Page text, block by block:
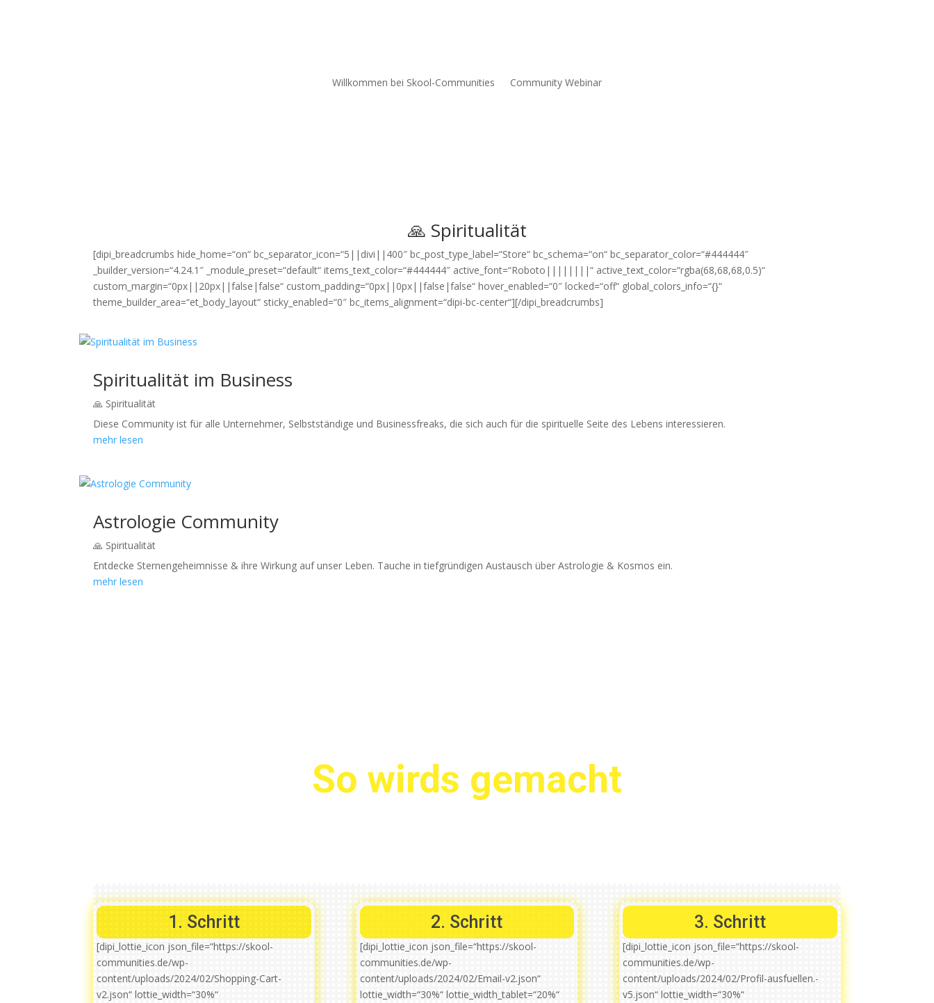
Willkommen bei Skool-Communities Community Webinar
🙏 Spiritualität
[dipi_breadcrumbs hide_home=“on“ bc_separator_icon=“5||divi||400″ bc_post_type_label=“Store“ bc_schema=“on“ bc_separator_color=“#444444″
_builder_version=“4.24.1″ _module_preset=“default“ items_text_color=“#444444″ active_font=“Roboto||||||||“ active_text_color=“rgba(68,68,68,0.5)“
custom_margin=“0px||20px||false|false“ custom_padding=“0px||0px||false|false“ hover_enabled=“0″ locked=“off“ global_colors_info=“{}“
theme_builder_area=“et_body_layout“ sticky_enabled=“0″ bc_items_alignment=“dipi-bc-center“][/dipi_breadcrumbs]
Spiritualität im Business
🙏 Spiritualität
Diese Community ist für alle Unternehmer, Selbstständige und Businessfreaks, die sich auch für die spirituelle Seite des Lebens interessieren.
mehr lesen
Astrologie Community
🙏 Spiritualität
Entdecke Sternengeheimnisse & ihre Wirkung auf unser Leben. Tauche in tiefgründigen Austausch über Astrologie & Kosmos ein.
mehr lesen
So wirds gemacht
1. Schritt
[dipi_lottie_icon json_file=“https://skool-
communities.de/wp-
content/uploads/2024/02/Shopping-Cart-
v2.json“ lottie_width=“30%“
2. Schritt
[dipi_lottie_icon json_file=“https://skool-
communities.de/wp-
content/uploads/2024/02/Email-v2.json“
lottie_width=“30%“ lottie_width_tablet=“20%“
3. Schritt
[dipi_lottie_icon json_file=“https://skool-
communities.de/wp-
content/uploads/2024/02/Profil-ausfuellen.-
v5.json“ lottie_width=“30%“